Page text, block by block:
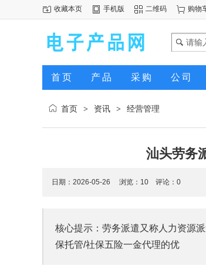
收藏本页 手机版 二维码 购物
首页 产品 采购 公司
首页 > 资讯 > 经营管理
汕头劳务
日期：2026-05-26 浏览： 10 评论：0
核心提示：劳务派遣又称人力资源
保托管/社保五险一金代理的优